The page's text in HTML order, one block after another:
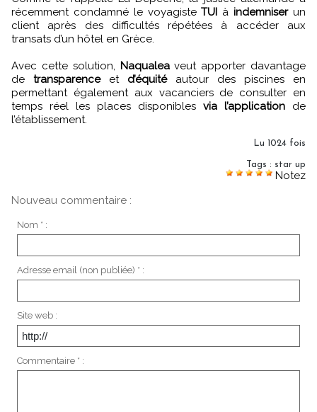
récemment condamné le voyagisteTUI àindemniserun
client après des difficultés répétées à accéder aux
transats d’un hôtel en Grèce.
Avec cette solution, Naqualeaveut apporter davantage
de transparenceet d’équitéautour des piscines en
permettant également aux vacanciers de consulter en
temps réel les places disponibles via l’application de
l’établissement.
Lu 1024 fois
Tags : star up
Notez
Nouveau commentaire :
Nom * :
Adresse email (non publiée) * :
Site web :
Commentaire * :